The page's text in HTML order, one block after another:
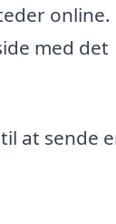
med det
at sende